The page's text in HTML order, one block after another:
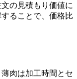
の見積もり価値に
ることで、価格比
肉は加工時間とセ